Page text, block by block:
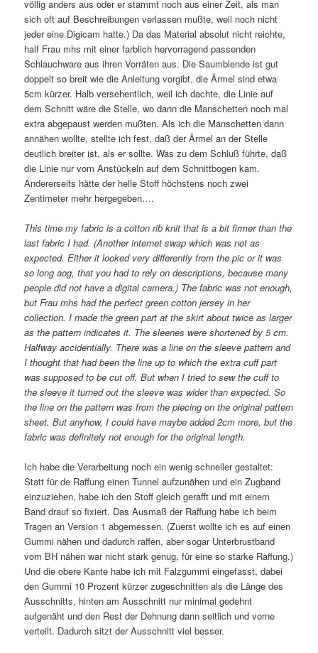
völlig anders aus oder er stammt noch aus einer Zeit, als man
sich oft auf Beschreibungen verlassen mußte, weil noch nicht
jeder eine Digicam hatte.) Da das Material absolut nicht reichte,
half Frau mhs mit einer farblich hervorragend passenden
Schlauchware aus ihren Vorräten aus. Die Saumblende ist gut
doppelt so breit wie die Anleitung vorgibt, die Ärmel sind etwa
5cm kürzer. Halb versehentlich, weil ich dachte, die Linie auf
dem Schnitt wäre die Stelle, wo dann die Manschetten noch mal
extra abgepaust werden mußten. Als ich die Manschetten dann
annähen wollte, stellte ich fest, daß der Ärmel an der Stelle
deutlich breiter ist, als er sollte. Was zu dem Schluß führte, daß
die Linie nur vom Anstückeln auf dem Schnittbogen kam.
Andererseits hätte der helle Stoff höchstens noch zwei
Zentimeter mehr hergegeben….
This time my fabric is a cotton rib knit that is a bit firmer than the
last fabric I had. (Another internet swap which was not as
expected. Either it looked very differently from the pic or it was
so long aog, that you had to rely on descriptions, because many
people did not have a digital camera.) The fabric was not enough,
but Frau mhs had the perfect green cotton jersey in her
collection. I made the green part at the skirt about twice as larger
as the pattern indicates it. The sleenes were shortened by 5 cm.
Halfway accidentially. There was a line on the sleeve pattern and
I thought that had been the line up to which the extra cuff part
was supposed to be cut off. But when I tried to sew the cuff to
the sleeve it turned out the sleeve was wider than expected. So
the line on the pattern was from the piecing on the original pattern
sheet. But anyhow, I could have maybe added 2cm more, but the
fabric was definitely not enough for the original length.
Ich habe die Verarbeitung noch ein wenig schneller gestaltet:
Statt für de Raffung einen Tunnel aufzunähen und ein Zugband
einzuziehen, habe ich den Stoff gleich gerafft und mit einem
Band drauf so fixiert. Das Ausmaß der Raffung habe ich beim
Tragen an Version 1 abgemessen. (Zuerst wollte ich es auf einen
Gummi nähen und dadurch raffen, aber sogar Unterbrustband
vom BH nähen war nicht stark genug, für eine so starke Raffung.)
Und die obere Kante habe ich mit Falzgummi eingefasst, dabei
den Gummi 10 Prozent kürzer zugeschnitten als die Länge des
Ausschnitts, hinten am Ausschnitt nur minimal gedehnt
aufgenäht und den Rest der Dehnung dann seitlich und vorne
verteilt. Dadurch sitzt der Ausschnitt viel besser.